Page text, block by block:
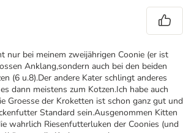
nur bei meinem zweijährigen Coonie (er ist
Anklang,sondern auch bei den beiden
(6 u.8).Der andere Kater schlingt anderes
dann meistens zum Kotzen.Ich habe auch
Groesse der Kroketten ist schon ganz gut und
Standard sein.Ausgenommen Kitten
wahrlich Riesenfutterluken der Coonies (und